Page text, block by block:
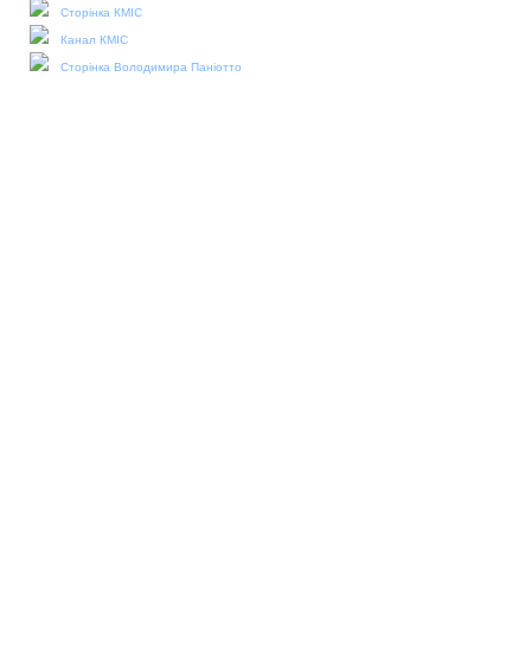
Сторінка КМІС
Канал КМІС
Сторінка Володимира Паніотто